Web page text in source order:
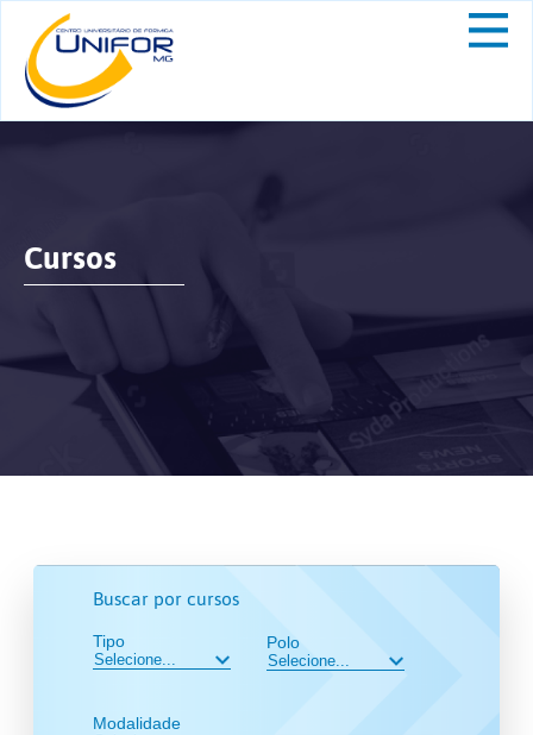
Cursos
Buscar por cursos
Tipo
Modalidade
Polo